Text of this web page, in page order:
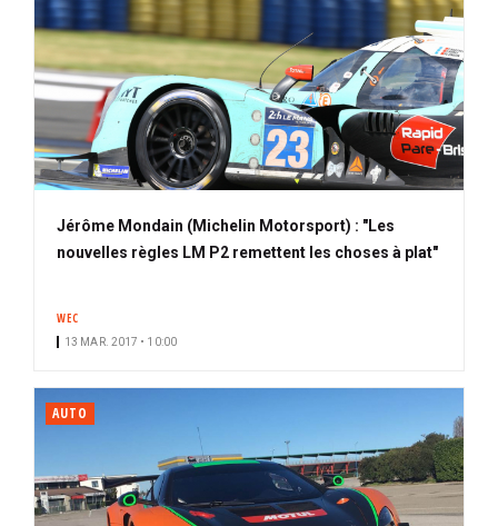
Jérôme Mondain (Michelin Motorsport) : "Les
nouvelles règles LM P2 remettent les choses à plat"
WEC
13 MAR. 2017 • 10:00
AUTO